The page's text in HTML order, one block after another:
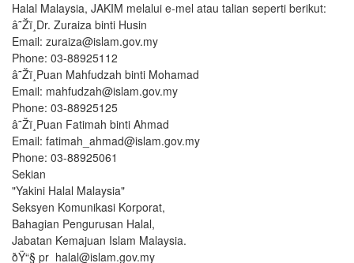
Halal Malaysia, JAKIM melalui e-mel atau talian seperti berikut:
â˜Žï¸Dr. Zuraiza binti Husin
Email: zuraiza@islam.gov.my
Phone: 03-88925112
â˜Žï¸Puan Mahfudzah binti Mohamad
Email: mahfudzah@islam.gov.my
Phone: 03-88925125
â˜Žï¸Puan Fatimah binti Ahmad
Email: fatimah_ahmad@islam.gov.my
Phone: 03-88925061
Sekian
"Yakini Halal Malaysia"
Seksyen Komunikasi Korporat,
Bahagian Pengurusan Halal,
Jabatan Kemajuan Islam Malaysia.
ðŸ“§ pr_halal@islam.gov.my